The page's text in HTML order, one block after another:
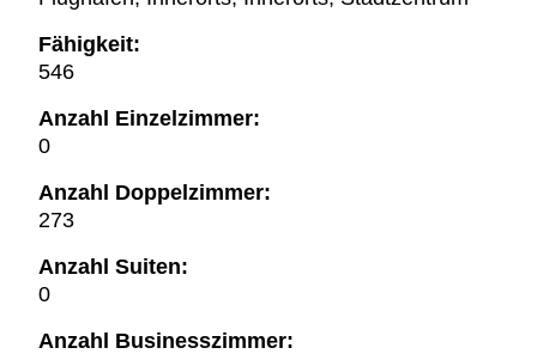
Fähigkeit:
546
Anzahl Einzelzimmer:
0
Anzahl Doppelzimmer:
273
Anzahl Suiten:
0
Anzahl Businesszimmer: